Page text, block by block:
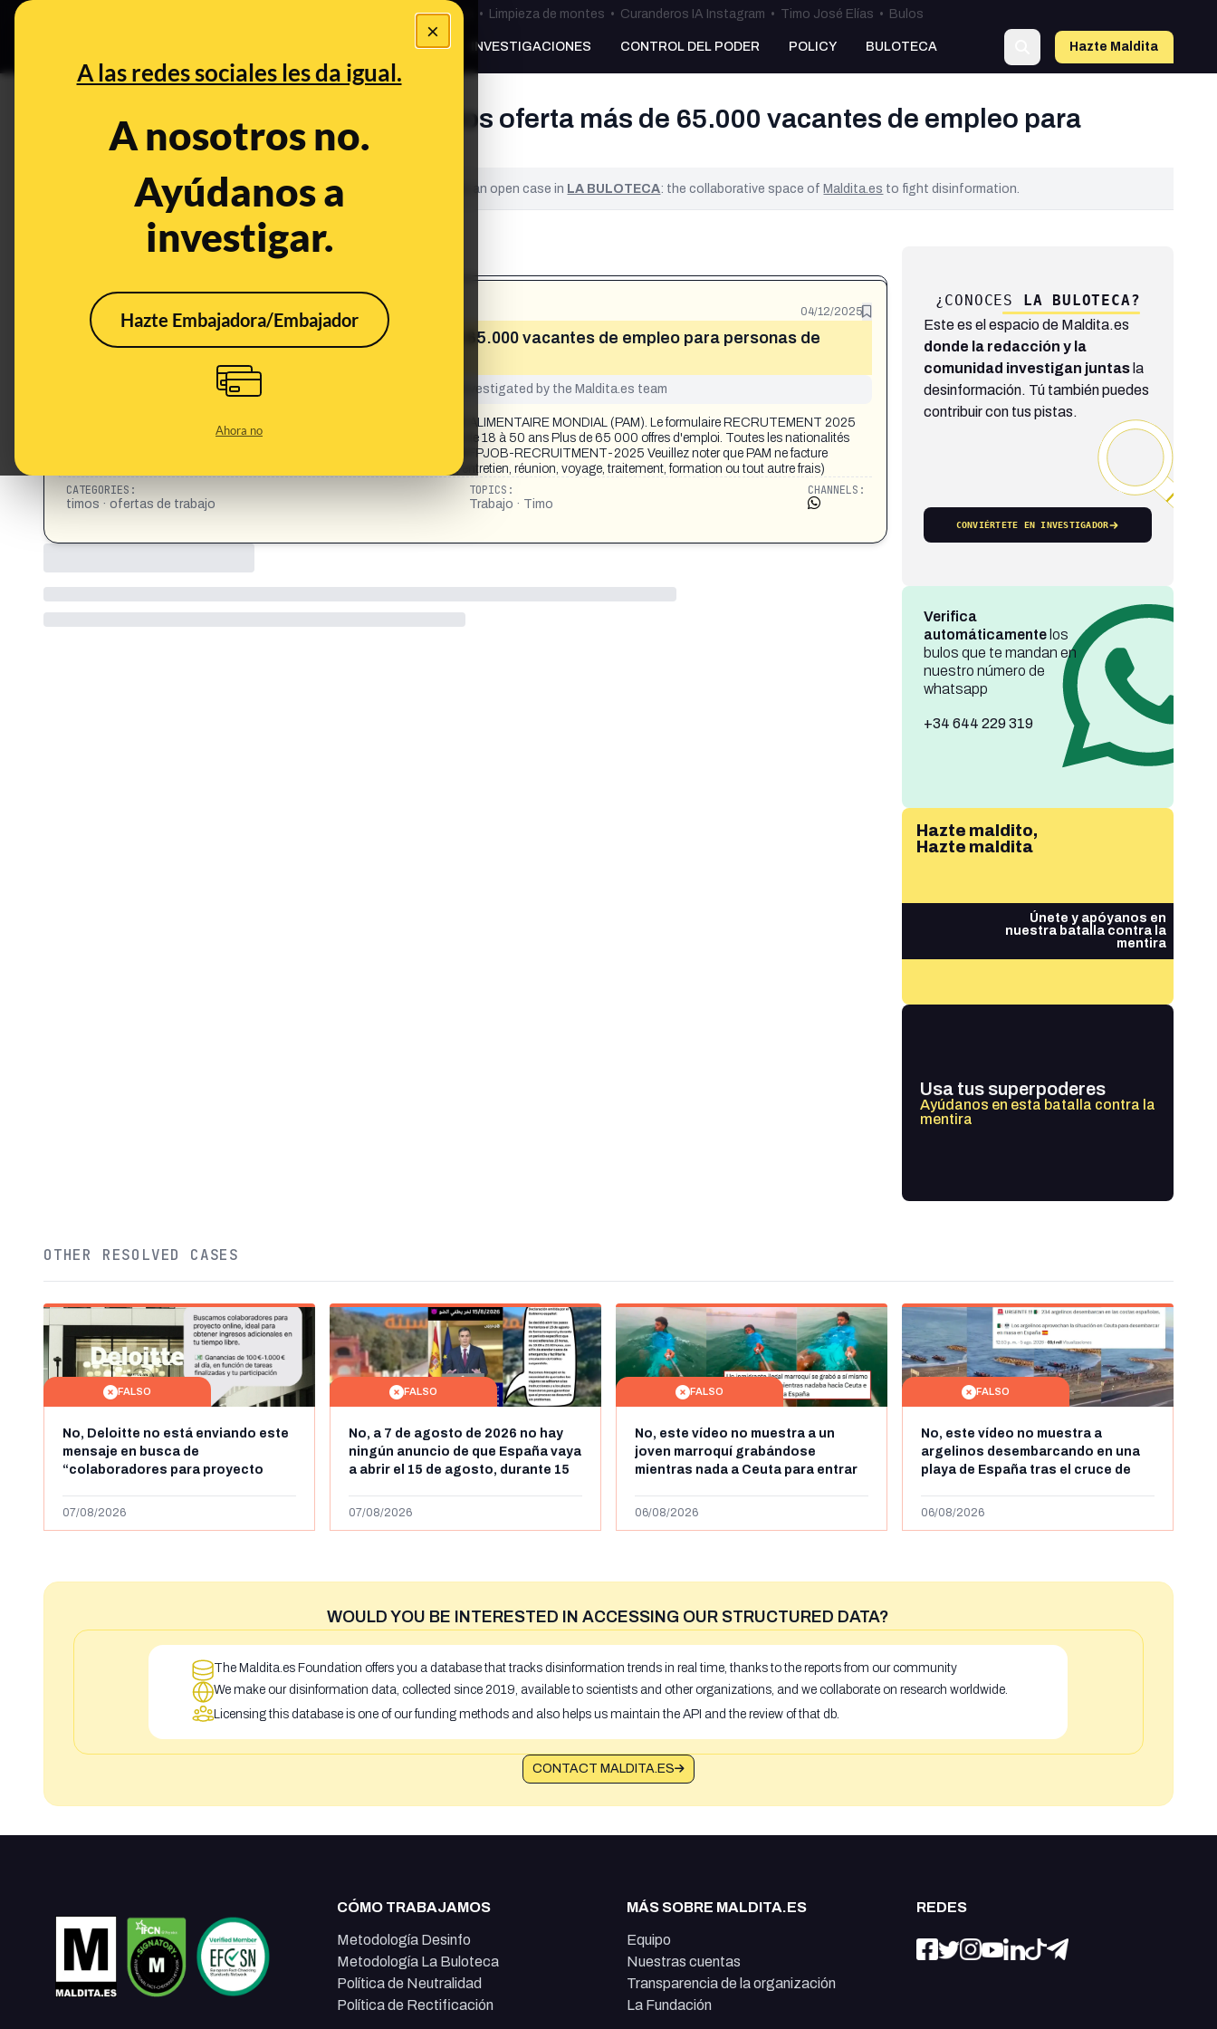
×
A las redes sociales les da igual.
A nosotros no.
Ayúdanos a
investigar.
Hazte Embajadora/Embajador
Ahora no
Bulos Ceuta • Limpieza de montes • Curanderos IA Instagram • Timo José Elías • Bulos
PREBUNKING INVESTIGACIONES CONTROL DEL PODER POLICY BULOTECA Hazte Maldita
¿El Programa Mundial de Alimentos oferta más de 65.000 vacantes de empleo para
personas de entre 18 y 50 años?
This content has NOT yet been verified. It is an open case in LA BULOTECA: the collaborative space ofMaldita.es to fight disinformation.
What's being said: 04/12/2025
«El Programa Mundial de Alimentos oferta más de 65.000 vacantes de empleo para personas de
This content has not yet been investigated by the Maldita.es team
RECRUTEMENT DE MASSE AU PAM 2025 EMPLOIS. PROGRAMME ALIMENTAIRE MONDIAL (PAM). Le formulaire RECRUTEMENT 2025
est disponible et le recrutement est lancé pour toute personne intéressée de 18 à 50 ans Plus de 65 000 offres d'emploi. Toutes les nationalités
sont éligibles pour postuler. *APPLIQUER MAINTENANT* https://lc.ke/WFPJOB-RECRUITMENT-2025 Veuillez noter que PAM ne facture
aucun frais à aucune étape du processus de recrutement (candidature, entretien, réunion, voyage, traitement, formation ou tout autre frais)
CATEGORIES:
timos · ofertas de trabajo
TOPICS:
Trabajo · Timo
CHANNELS:
¿CONOCES LA BULOTECA?
Este es el espacio de Maldita.es
donde la redacción y la
comunidad investigan juntasla
desinformación. Tú también puedes
contribuir con tus pistas.
CONVIÉRTETE EN INVESTIGADOR
Verifica
automáticamentelos
bulos que te mandan en
nuestro número de
whatsapp
+34 644 229 319
Hazte maldito,
Hazte maldita
Únete y apóyanos en
nuestra batalla contra la
mentira
Usa tus superpoderes
Ayúdanos en esta batalla contra la
mentira
OTHER RESOLVED CASES
FALSO
No, Deloitte no está enviando este
mensaje en busca de
“colaboradores para proyecto
1.000 euros al día: es un timo
07/08/2026
FALSO
No, a 7 de agosto de 2026 no hay
ningún anuncio de que España vaya
a abrir el 15 de agosto, durante 15
y Ceuta
07/08/2026
FALSO
No, este vídeo no muestra a un
joven marroquí grabándose
mientras nada a Ceuta para entrar
más de 450km de Ceuta y el autor lo
06/08/2026
FALSO
No, este vídeo no muestra a
argelinos desembarcando en una
playa de España tras el cruce de
de julio de 2026: son imágenes de
06/08/2026
WOULD YOU BE INTERESTED IN ACCESSING OUR STRUCTURED DATA?
The Maldita.es Foundation offers you a database that tracks disinformation trends in real time, thanks to the reports from our community
We make our disinformation data, collected since 2019, available to scientists and other organizations, and we collaborate on research worldwide.
Licensing this database is one of our funding methods and also helps us maintain the API and the review of that db.
CONTACT MALDITA.ES
CÓMO TRABAJAMOS
Metodología Desinfo
Metodología La Buloteca
Política de Neutralidad
Política de Rectificación
MÁS SOBRE MALDITA.ES
Equipo
Nuestras cuentas
Transparencia de la organización
La Fundación
REDES